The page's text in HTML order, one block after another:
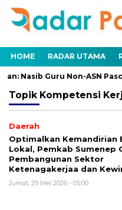
HOME RADAR UTAMA
Nasib Guru Non-ASN
Topik Kompetensi
Daerah
Optimalkan Kemandirian
Lokal, Pemkab Sumenep
Pembangunan Sektor
Ketenagakerjaa dan
Jumat, 29 Mei 2026 - 05:00